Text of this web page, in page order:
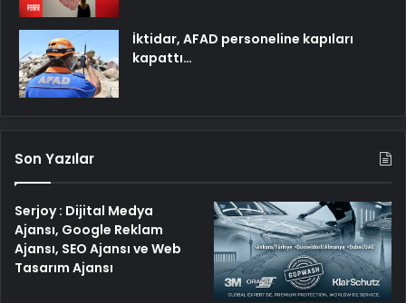
İktidar, AFAD personeline kapıları
kapattı…
Son Yazılar
Serjoy : Dijital Medya
Ajansı, Google Reklam
Ajansı, SEO Ajansı ve Web
Tasarım Ajansı